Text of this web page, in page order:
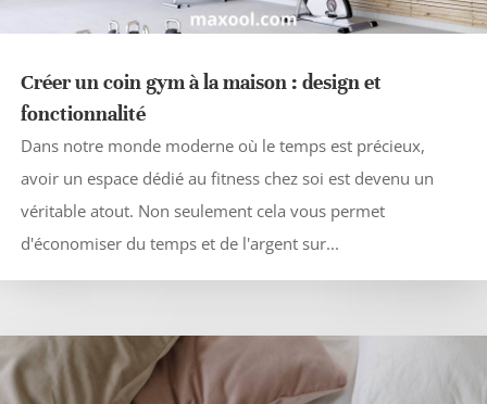
Créer un coin gym à la maison : design et
fonctionnalité
Dans notre monde moderne où le temps est précieux,
avoir un espace dédié au fitness chez soi est devenu un
véritable atout. Non seulement cela vous permet
d'économiser du temps et de l'argent sur...